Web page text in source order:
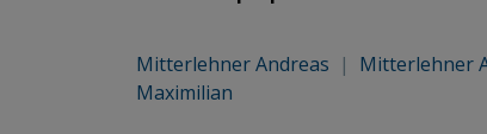
Mitterlehner Andreas | Mitterlehner
Maximilian